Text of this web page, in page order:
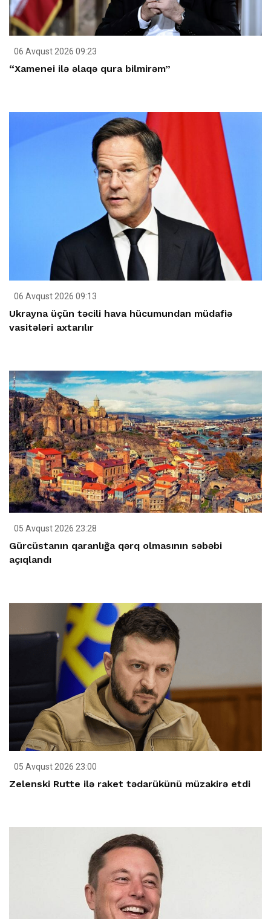
06 Avqust 2026 09:23
“Xamenei ilə əlaqə qura bilmirəm”
06 Avqust 2026 09:13
Ukrayna üçün təcili hava hücumundan müdafiə
vasitələri axtarılır
05 Avqust 2026 23:28
Gürcüstanın qaranlığa qərq olmasının səbəbi
açıqlandı
05 Avqust 2026 23:00
Zelenski Rutte ilə raket tədarükünü müzakirə etdi